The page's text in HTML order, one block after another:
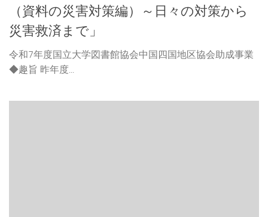
（資料の災害対策編）～日々の対策から
災害救済まで」
令和7年度国立大学図書館協会中国四国地区協会助成事業
◆趣旨 昨年度...